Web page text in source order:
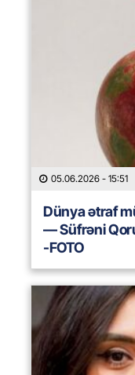
05.06.2026 - 15:51
Dünya ətraf
— Süfrəni
-FOTO